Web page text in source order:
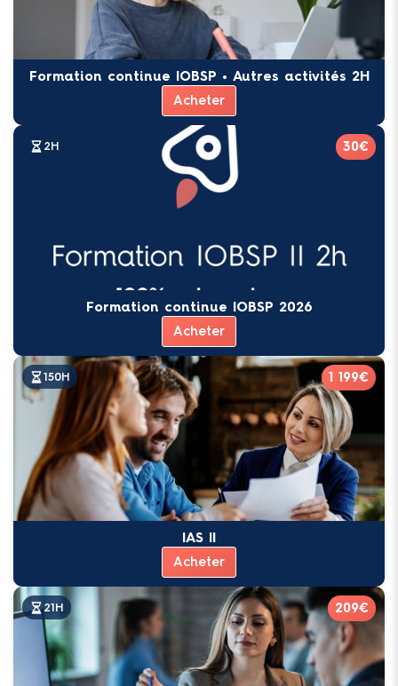
Formation continue IOBSP • Autres activités 2H
Acheter
2H 30€
Formation continue IOBSP 2026
Acheter
150H 1 199€
IAS II
Acheter
21H 209€